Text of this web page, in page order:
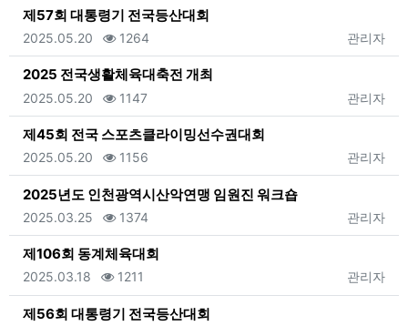
제57회 대통령기 전국등산대회
등록자
관리자
등록일
2025.05.20 조회
1264
2025 전국생활체육대축전 개최
등록자
관리자
등록일
2025.05.20 조회
1147
제45회 전국 스포츠클라이밍선수권대회
등록자
관리자
등록일
2025.05.20 조회
1156
2025년도 인천광역시산악연맹 임원진 워크숍
등록자
관리자
등록일
2025.03.25 조회
1374
제106회 동계체육대회
등록자
관리자
등록일
2025.03.18 조회
1211
제56회 대통령기 전국등산대회